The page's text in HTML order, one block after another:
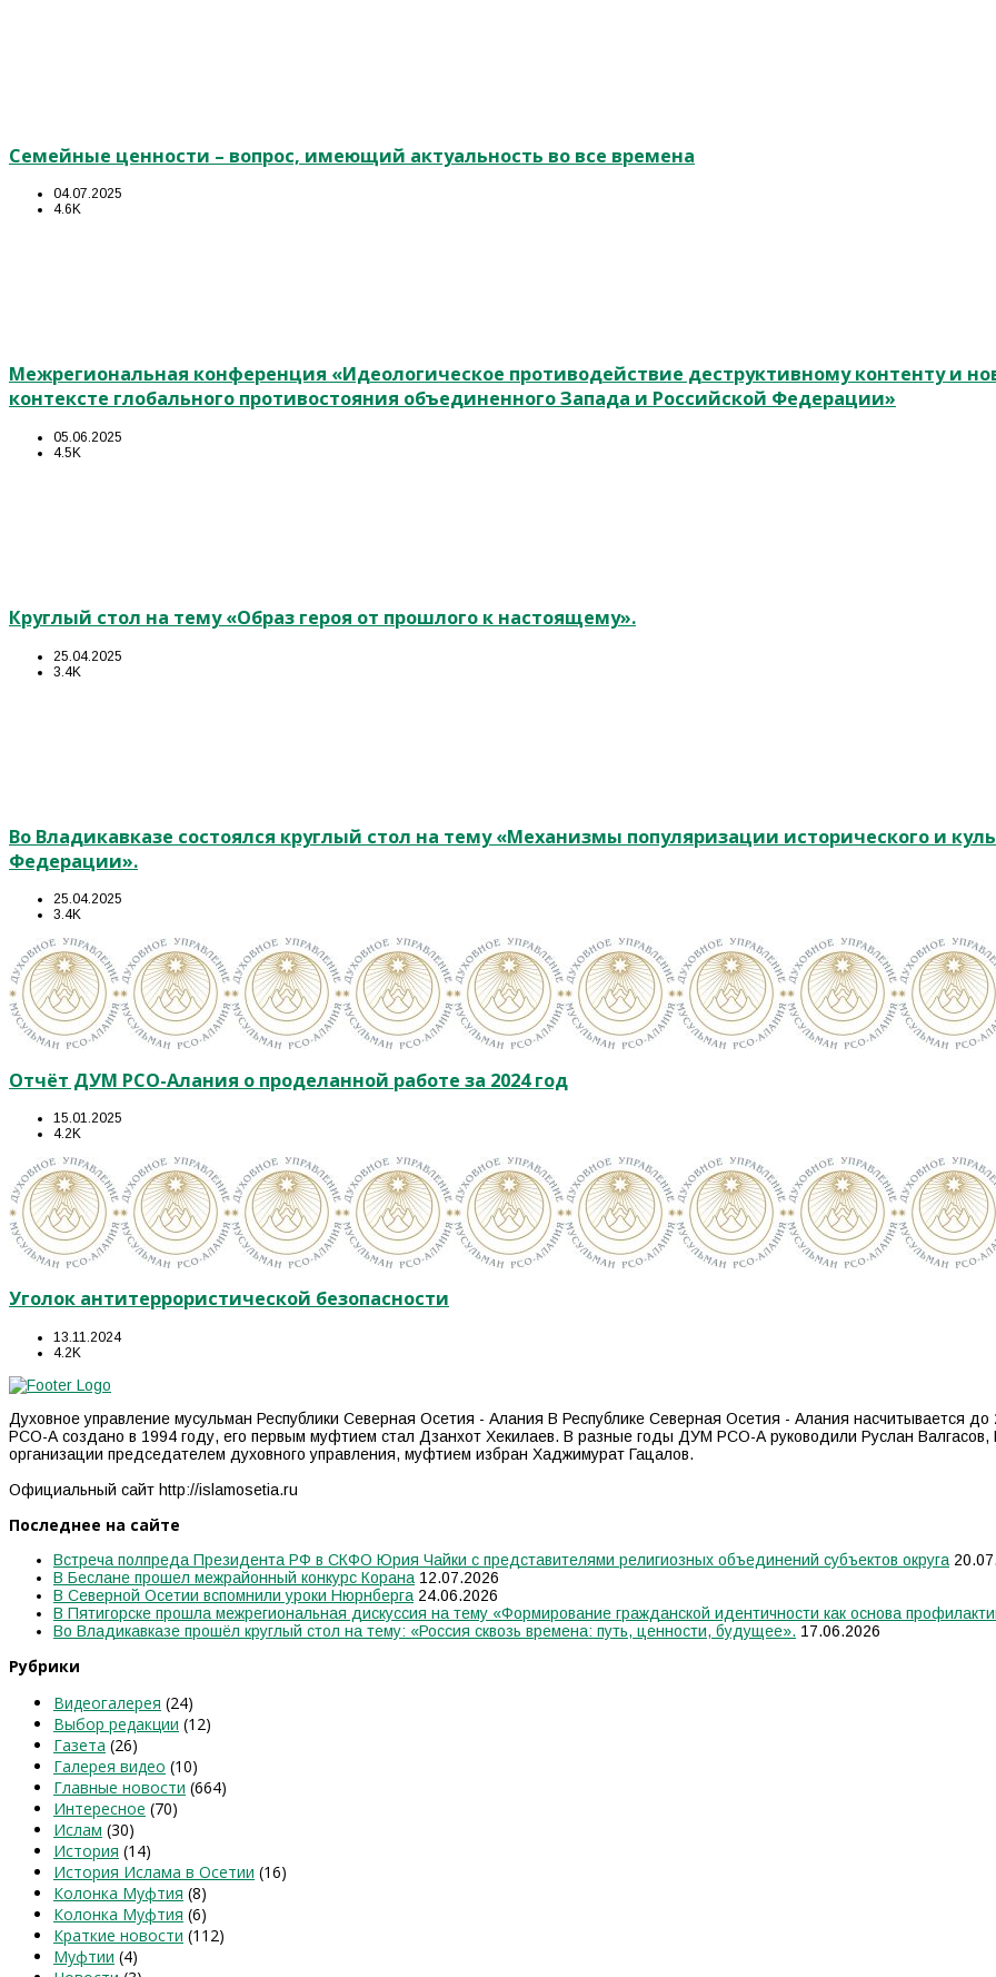
Семейные ценности – вопрос, имеющий актуальность во все времена
04.07.2025
4.6K
Межрегиональная конференция «Идеологическое противодействие деструктивному контенту и
контексте глобального противостояния объединенного Запада и Российской Федерации»
05.06.2025
4.5K
Круглый стол на тему «Образ героя от прошлого к настоящему».
25.04.2025
3.4K
Во Владикавказе состоялся круглый стол на тему «Механизмы популяризации исторического и
Федерации».
25.04.2025
3.4K
Отчёт ДУМ РСО-Алания о проделанной работе за 2024 год
15.01.2025
4.2K
Уголок антитеррористической безопасности
13.11.2024
4.2K
Духовное управление мусульман Республики Северная Осетия - Алания В Республике Северная Осетия - Алания насчитывается
РСО-А создано в 1994 году, его первым муфтием стал Дзанхот Хекилаев. В разные годы ДУМ РСО-А руководили Руслан
организации председателем духовного управления, муфтием избран Хаджимурат Гацалов.
Официальный сайт http://islamosetia.ru
Последнее на сайте
Встреча полпреда Президента РФ в СКФО Юрия Чайки с представителями религиозных объединений субъектов округа
В Беслане прошел межрайонный конкурс Корана 12.07.2026
В Северной Осетии вспомнили уроки Нюрнберга 24.06.2026
В Пятигорске прошла межрегиональная дискуссия на тему «Формирование гражданской идентичности как основа
Во Владикавказе прошёл круглый стол на тему: «Россия сквозь времена: путь, ценности, будущее». 17.06.2026
Рубрики
Видеогалерея (24)
Выбор редакции (12)
Газета (26)
Галерея видео (10)
Главные новости (664)
Интересное (70)
Ислам (30)
История (14)
История Ислама в Осетии (16)
Колонка Муфтия (8)
Колонка Муфтия (6)
Краткие новости (112)
Муфтии (4)